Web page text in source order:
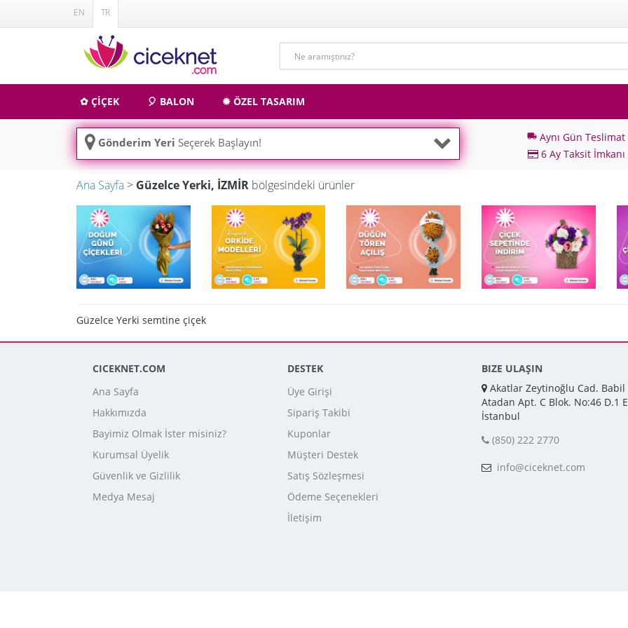
EN TR
✿ ÇİÇEK 🎈 BALON ✹ ÖZEL TASARIM
Gönderim Yeri Seçerek Başlayın! local_shipping Aynı Gün Teslimat
6 Ay Taksit İmkanı
Ana Sayfa > Güzelce Yerki, İZMİR bölgesindeki ürünler
Güzelce Yerki semtine çiçek
CICEKNET.COM
Ana Sayfa
Hakkımızda
Bayimiz Olmak İster misiniz?
Kurumsal Üyelik
Güvenlik ve Gizlilik
Medya Mesaj
DESTEK
Üye Girişi
Sipariş Takibi
Kuponlar
Müşteri Destek
Satış Sözleşmesi
Ödeme Seçenekleri
İletişim
BIZE ULAŞIN
Akatlar Zeytinoğlu Cad. Babil
Atadan Apt. C Blok. No:46 D.1
İstanbul
(850) 222 2770
info@ciceknet.com